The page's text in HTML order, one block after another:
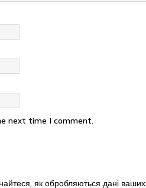
next time I comment.
як обробляються дані ваших